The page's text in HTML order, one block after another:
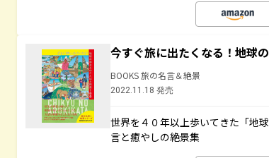
今すぐ旅に出たくなる！地球
BOOKS 旅の名言＆絶景
2022.11.18 発売
世界を４０年以上歩いてきた「地
言と癒やしの絶景集